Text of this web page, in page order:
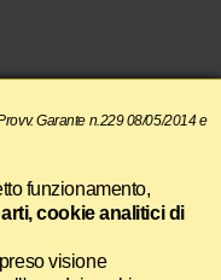
Garante n.229 08/05/2014 e
funzionamento,
cookie analitici di
visione